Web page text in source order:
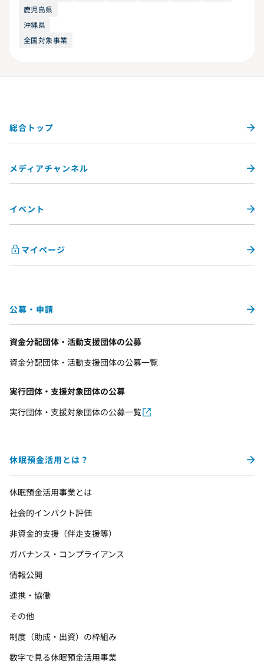
鹿児島県
沖縄県
全国対象事業
総合トップ
メディアチャンネル
イベント
マイページ
公募・申請
資金分配団体・活動支援団体の公募
資金分配団体・活動支援団体の公募一覧
実行団体・支援対象団体の公募
実行団体・支援対象団体の公募一覧
休眠預金活用とは？
休眠預金活用事業とは
社会的インパクト評価
非資金的支援（伴走支援等）
ガバナンス・コンプライアンス
情報公開
連携・協働
その他
制度（助成・出資）の枠組み
数字で見る休眠預金活用事業